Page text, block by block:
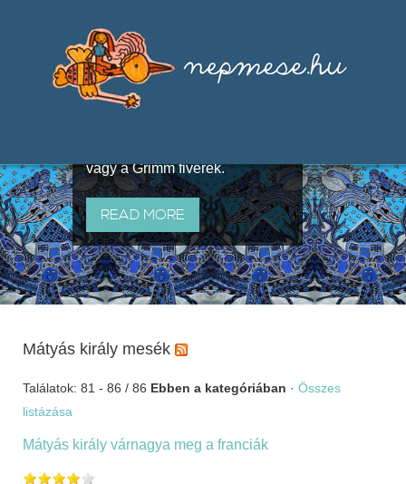
útján terjedő elbeszélésekből,
melyeket olyan ismert gyűjtők
állítottak össze, mint Benedek
vagy a Grimm fivérek.
READ MORE
Mátyás király mesék
Találatok: 81 - 86 / 86 Ebben a kategóriában · Összes
listázása
Mátyás király várnagya meg a franciák